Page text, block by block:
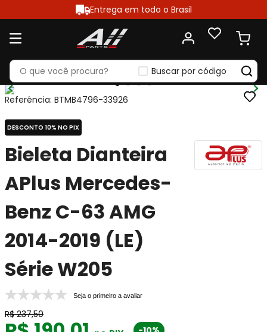
Entrega em todo o Brasil
Buscar por código
Referência: BTMB4796-33926
DESCONTO 10% NO PIX
Bieleta Dianteira
APlus Mercedes-
Benz C-63 AMG
2014-2019 (LE)
Série W205
Seja o primeiro a avaliar
R$ 237,50